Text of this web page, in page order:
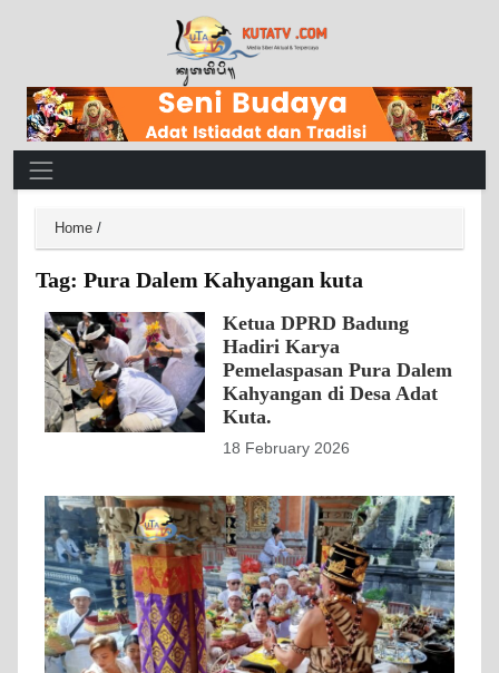
Main Navigation
Home /
Tag: Pura Dalem Kahyangan kuta
Ketua DPRD Badung
Hadiri Karya
Pemelaspasan Pura Dalem
Kahyangan di Desa Adat
Kuta.
18 February 2026